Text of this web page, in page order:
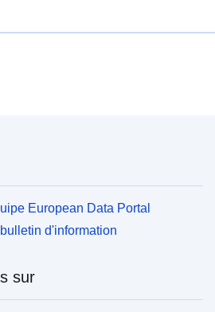
European Data Portal
d'information
sur